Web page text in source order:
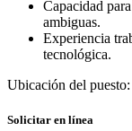
Capacidad
ambiguas.
Experiencia
tecnológica.
Ubicación del
Solicitar en línea